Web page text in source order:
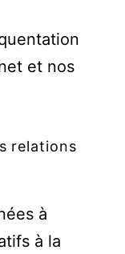
et nos
relations
à
à la